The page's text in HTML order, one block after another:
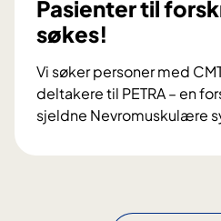
K
l
i
s
Pasienter til
søkes!
Vi søker personer med
deltakere til PETRA – en
sjeldne Nevromuskulære
a